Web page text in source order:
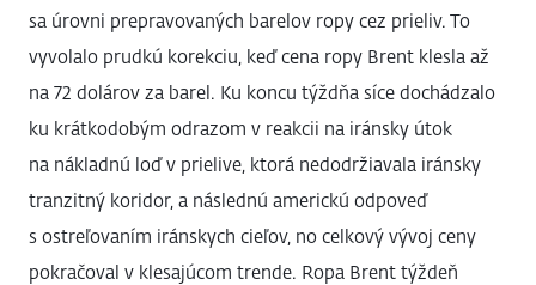
sa úrovni prepravovaných barelov ropy cez prieliv. To
vyvolalo prudkú korekciu, keď cena ropy Brent klesla až
na 72 dolárov za barel. Ku koncu týždňa síce dochádzalo
ku krátkodobým odrazom v reakcii na iránsky útok
na nákladnú loď v prielive, ktorá nedodržiavala iránsky
tranzitný koridor, a následnú americkú odpoveď
s ostreľovaním iránskych cieľov, no celkový vývoj ceny
pokračoval v klesajúcom trende. Ropa Brent týždeň